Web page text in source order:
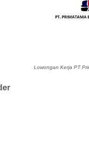
Lowongan Kerja PT